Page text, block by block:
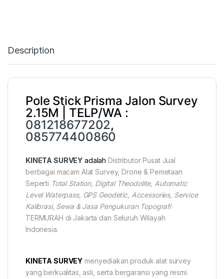
Description
Pole Stick Prisma Jalon Survey
2.15M | TELP/WA :
081218677202,
085774400860
KINETA SURVEY adalahDistributor Pusat Jual
berbagai macam Alat Survey, Drone & Pemetaan
Seperti Total Station, Digital Theodolite, Automatic
Level Waterpass, GPS Geodetic, Accessories, Service
Kalibrasi, Sewa & Jasa Pengukuran Topografi
TERMURAH di Jakarta dan Seluruh Wilayah
Indonesia.
KINETA SURVEY menyediakan produk alat survey
yang berkualitas, asli, serta bergaransi yang resmi.